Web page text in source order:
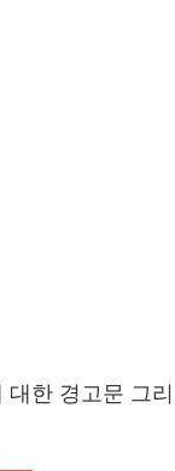
한 경고문 그